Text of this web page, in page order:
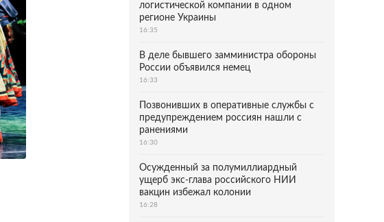
логистической компании в одном
регионе Украины
16:35
В деле бывшего замминистра обороны
России объявился немец
16:33
Позвонивших в оперативные службы с
предупреждением россиян нашли с
ранениями
16:30
Осужденный за полумиллиардный
ущерб экс-глава российского НИИ
вакцин избежал колонии
16:28